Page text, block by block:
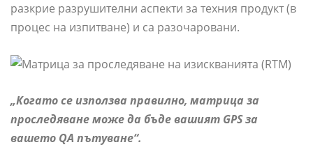
разкрие разрушителни аспекти за техния продукт (в
процес на изпитване) и са разочаровани.
„Когато се използва правилно, матрица за
проследяване може да бъде вашият GPS за
вашето QA пътуване“.